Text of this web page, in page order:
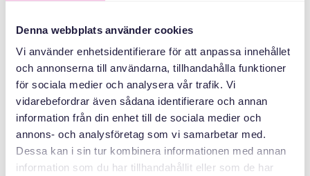
Denna webbplats använder cookies
Vi använder enhetsidentifierare för att anpassa innehållet
och annonserna till användarna, tillhandahålla funktioner
för sociala medier och analysera vår trafik. Vi
vidarebefordrar även sådana identifierare och annan
information från din enhet till de sociala medier och
annons- och analysföretag som vi samarbetar med.
Dessa kan i sin tur kombinera informationen med annan
information som du har tillhandahållit eller som de har
sitt professionella nätverk, vilket är en fördel många nyanlända
i Sverige inte har.
Nu håller såväl de som vi på Svenska med baby tummarna för
de kontakter som uppstod under rekryteringsträffen.
Förhoppningsvis leder några av dem till anställningar!
Rekryteringsträffen genomfördes inom projektet som Svenska
med baby driver för ukrainska flyktingar, finansierat av
Europeiska socialfonden genom Svenska ESF-rådet.